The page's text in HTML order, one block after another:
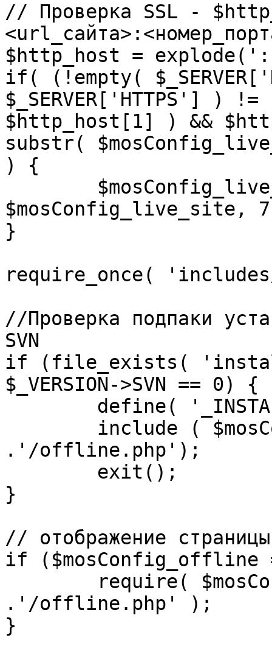
// Проверка SSL -
$http_host = explode(':',
if( (!empty(
$_SERVER['HTTPS']
$http_host[1] ) &&
substr(
) {
$mosConfig_live_site,
}
require_once(
//Проверка подпаки
SVN
if (file_exists(
$_VERSION->SVN == 0) {
.'/offline.php');
}
// отображение
if ($mosConfig_offline
.'/offline.php' );
}